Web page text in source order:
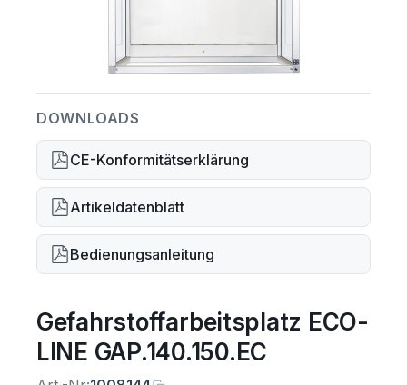
DOWNLOADS
CE-Konformitätserklärung
Artikeldatenblatt
Bedienungsanleitung
Gefahrstoffarbeitsplatz ECO-
LINE GAP.140.150.EC